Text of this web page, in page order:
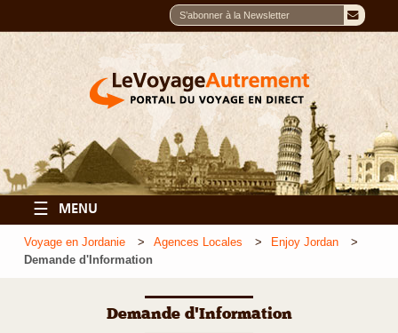
☰ MENU
Voyage en Jordanie Agences Locales
Enjoy Jordan
Demande d'Information
Demande d'Information